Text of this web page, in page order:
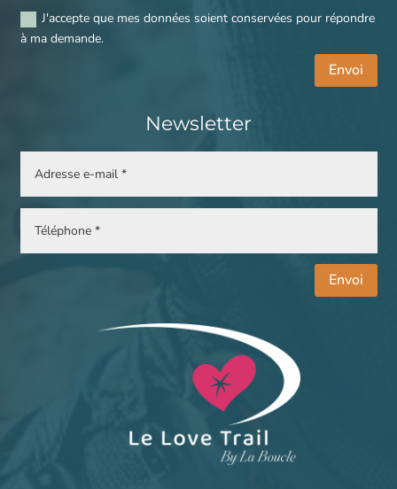
J'accepte que mes données soient conservées pour répondre
à ma demande.
Envoi
Newsletter
Envoi